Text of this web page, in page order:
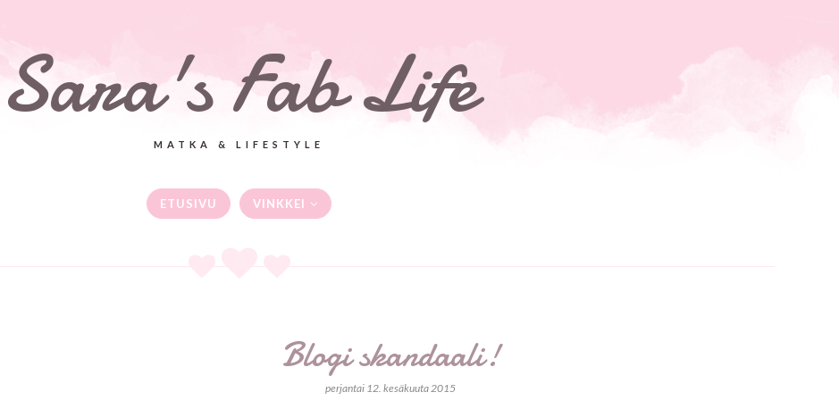
Sara's Fab Life
MATKA & LIFESTYLE
ETUSIVU VINKKEI
Blogi skandaali!
perjantai 12. kesäkuuta 2015